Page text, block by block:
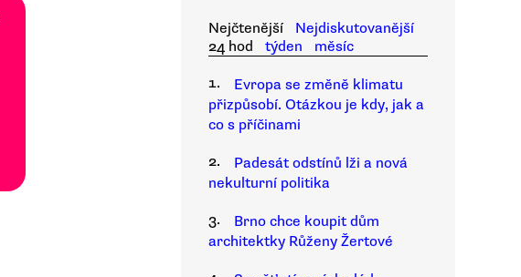
Nejčtenější
Nejdiskutovanější
24 hod
týden
měsíc
1.
Evropa se změně klimatu
přizpůsobí. Otázkou je kdy, jak a
co s příčinami
2.
Padesát odstínů lži a nová
nekulturní politika
3.
Brno chce koupit dům
architektky Růženy Žertové